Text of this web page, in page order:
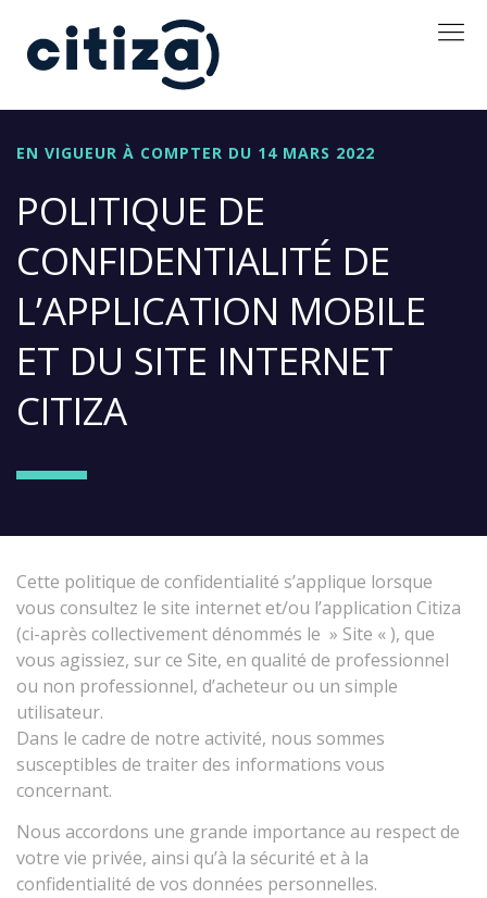
EN VIGUEUR À COMPTER DU 14 MARS 2022
POLITIQUE DE
CONFIDENTIALITÉ DE
L’APPLICATION MOBILE
ET DU SITE INTERNET
CITIZA
Cette politique de confidentialité s’applique lorsque
vous consultez le site internet et/ou l’application Citiza
(ci-après collectivement dénommés le » Site « ), que
vous agissiez, sur ce Site, en qualité de professionnel
ou non professionnel, d’acheteur ou un simple
utilisateur.
Dans le cadre de notre activité, nous sommes
susceptibles de traiter des informations vous
concernant.
Nous accordons une grande importance au respect de
votre vie privée, ainsi qu’à la sécurité et à la
confidentialité de vos données personnelles.